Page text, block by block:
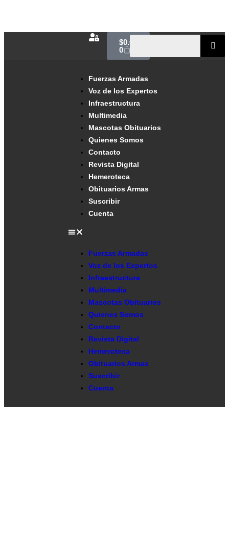
$0.00
0
Fuerzas Armadas
Voz de los Expertos
Infraestructura
Multimedia
Mascotas Obituarios
Quienes Somos
Contacto
Revista Digital
Hemeroteca
Obituarios Armas
Suscribir
Cuenta
Fuerzas Armadas
Voz de los Expertos
Infraestructura
Multimedia
Mascotas Obituarios
Quienes Somos
Contacto
Revista Digital
Hemeroteca
Obituarios Armas
Suscribir
Cuenta